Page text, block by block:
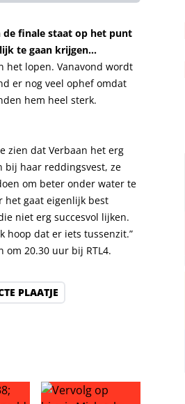
de finale staat op het punt
te gaan krijgen…
het lopen. Vanavond wordt
er nog veel ophef omdat
hem heel sterk.
zien dat Verbaan het erg
bij haar reddingsvest, ze
om beter onder water te
het gaat eigenlijk best
niet erg succesvol lijken.
hoop dat er iets tussenzit.”
om 20.30 uur bij RTL4.
PLAATJE